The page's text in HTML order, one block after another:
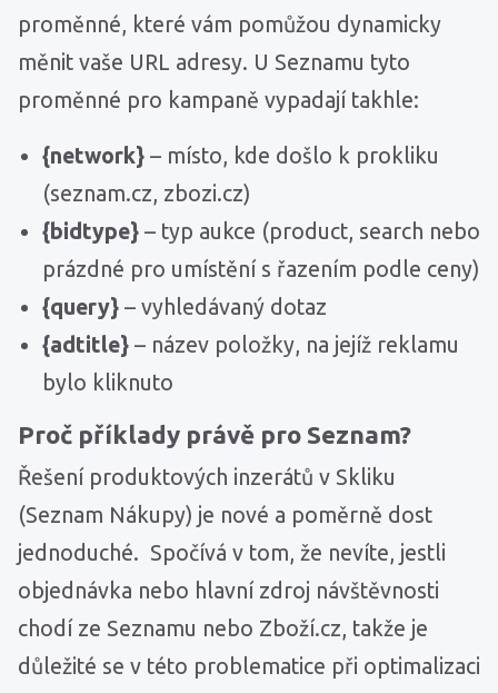
proměnné, které vám pomůžou dynamicky
měnit vaše URL adresy. U Seznamu tyto
proměnné pro kampaně vypadají takhle:
{network}– místo, kde došlo k prokliku
(seznam.cz, zbozi.cz)
{bidtype}– typ aukce (product, search nebo
prázdné pro umístění s řazením podle ceny)
{query}– vyhledávaný dotaz
{adtitle}– název položky, na jejíž reklamu
bylo kliknuto
Proč příklady právě pro Seznam?
Řešení produktových inzerátů v Skliku
(Seznam Nákupy) je nové a poměrně dost
jednoduché. Spočívá v tom, že nevíte, jestli
objednávka nebo hlavní zdroj návštěvnosti
chodí ze Seznamu nebo Zboží.cz, takže je
důležité se v této problematice při optimalizaci